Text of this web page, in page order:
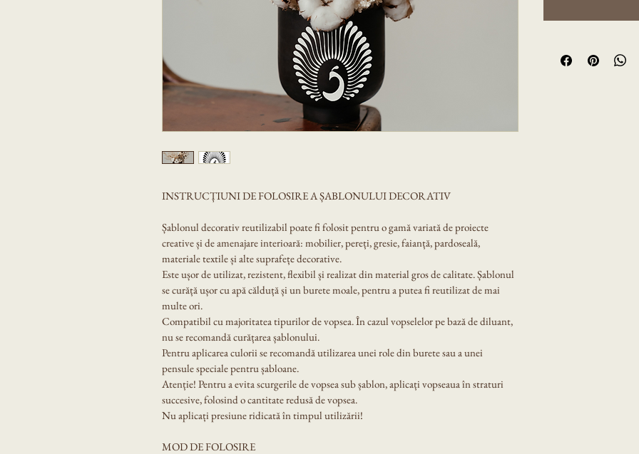
INSTRUCȚIUNI DE FOLOSIRE A ȘABLONULUI DECORATIV
Șablonul decorativ reutilizabil poate fi folosit pentru o gamă variată de proiecte
creative și de amenajare interioară: mobilier, pereți, gresie, faianță, pardoseală,
materiale textile și alte suprafețe decorative.
Este ușor de utilizat, rezistent, flexibil și realizat din material gros de calitate. Șablonul
se curăță ușor cu apă călduță și un burete moale, pentru a putea fi reutilizat de mai
multe ori.
Compatibil cu majoritatea tipurilor de vopsea. În cazul vopselelor pe bază de diluant,
nu se recomandă curățarea șablonului.
Pentru aplicarea culorii se recomandă utilizarea unei role din burete sau a unei
pensule speciale pentru șabloane.
Atenție! Pentru a evita scurgerile de vopsea sub șablon, aplicați vopseaua în straturi
succesive, folosind o cantitate redusă de vopsea.
Nu aplicați presiune ridicată în timpul utilizării!
MOD DE FOLOSIRE